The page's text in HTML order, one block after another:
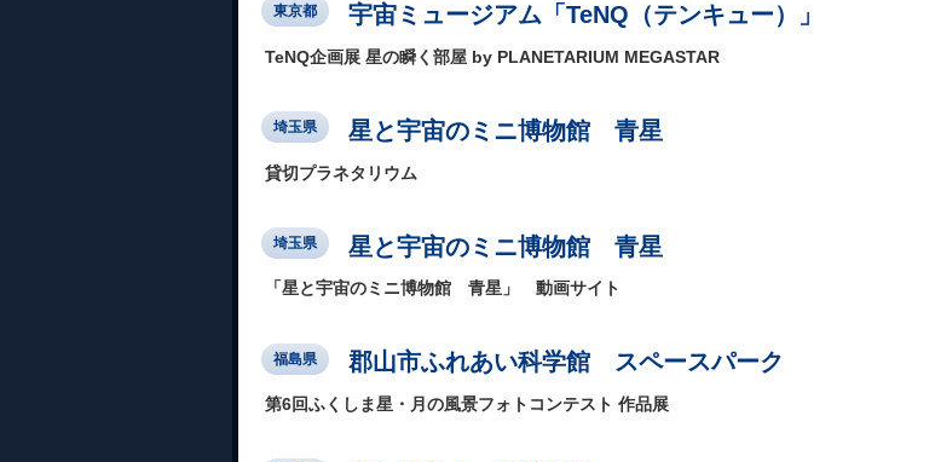
東京都 宇宙ミュージアム「TeNQ（テンキュー）」
TeNQ企画展 星の瞬く部屋 by PLANETARIUM MEGASTAR
埼玉県 星と宇宙のミニ博物館 青星
貸切プラネタリウム
埼玉県 星と宇宙のミニ博物館 青星
「星と宇宙のミニ博物館 青星」 動画サイト
福島県 郡山市ふれあい科学館 スペースパーク
第6回ふくしま星・月の風景フォトコンテスト 作品展